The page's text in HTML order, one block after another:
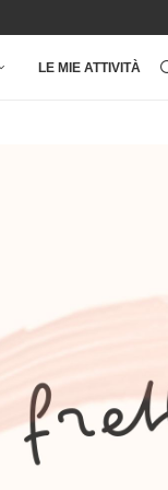
LE MIE ATTIVITÀ